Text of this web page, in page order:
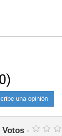
una opinión
Votos -